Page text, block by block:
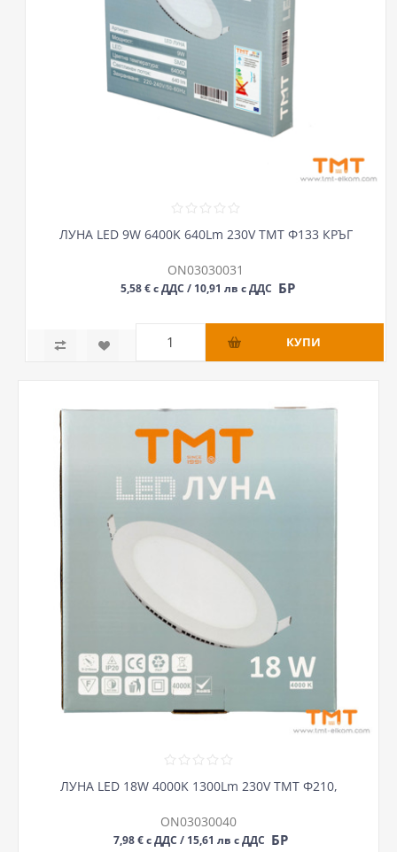
ЛУНА LED 9W 6400K 640Lm 230V ТМТ Ф133 КРЪГ
ON03030031
5,58 € с ДДС / 10,91 лв с ДДС БР
ЛУНА LED 18W 4000K 1300Lm 230V ТМТ Ф210,
ON03030040
7,98 € с ДДС / 15,61 лв с ДДС БР